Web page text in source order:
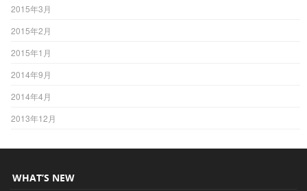
2015年3月
2015年2月
2015年1月
2014年9月
2014年4月
2013年12月
WHAT’S NEW